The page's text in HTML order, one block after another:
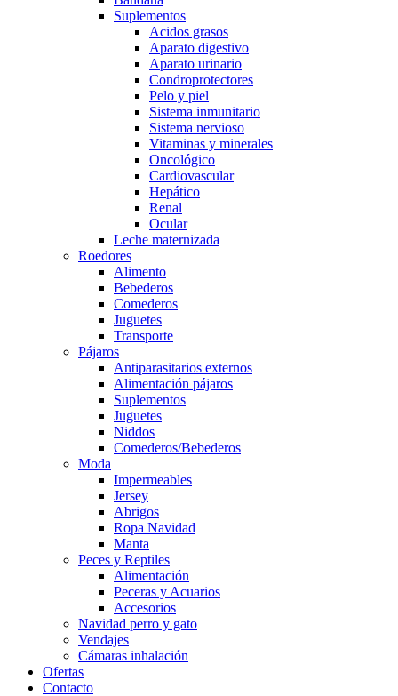
Suplementos
Acidos grasos
Aparato digestivo
Aparato urinario
Condroprotectores
Pelo y piel
Sistema inmunitario
Sistema nervioso
Vitaminas y minerales
Oncológico
Cardiovascular
Hepático
Renal
Ocular
Leche maternizada
Roedores
Alimento
Bebederos
Comederos
Juguetes
Transporte
Pájaros
Antiparasitarios externos
Alimentación pájaros
Suplementos
Juguetes
Niddos
Comederos/Bebederos
Moda
Impermeables
Jersey
Abrigos
Ropa Navidad
Manta
Peces y Reptiles
Alimentación
Peceras y Acuarios
Accesorios
Navidad perro y gato
Vendajes
Cámaras inhalación
Ofertas
Contacto